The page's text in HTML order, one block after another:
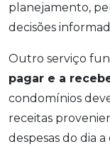
planejamento,
decisões
Outro serviço
pagar e a
condomínios
receitas
despesas do dia a